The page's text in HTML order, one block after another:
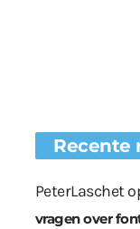
Recente
PeterLaschet
vragen over